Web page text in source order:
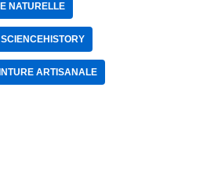
NATURELLE
SCIENCEHISTORY
ARTISANALE